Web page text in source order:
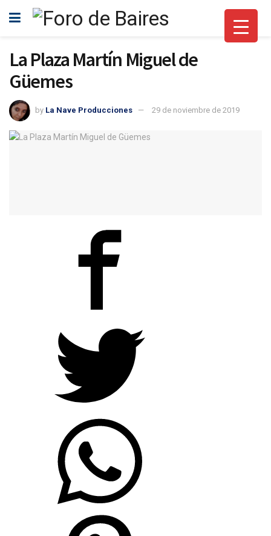
La Plaza Martín Miguel de
Güemes
by La Nave Producciones 29 de noviembre de 2019